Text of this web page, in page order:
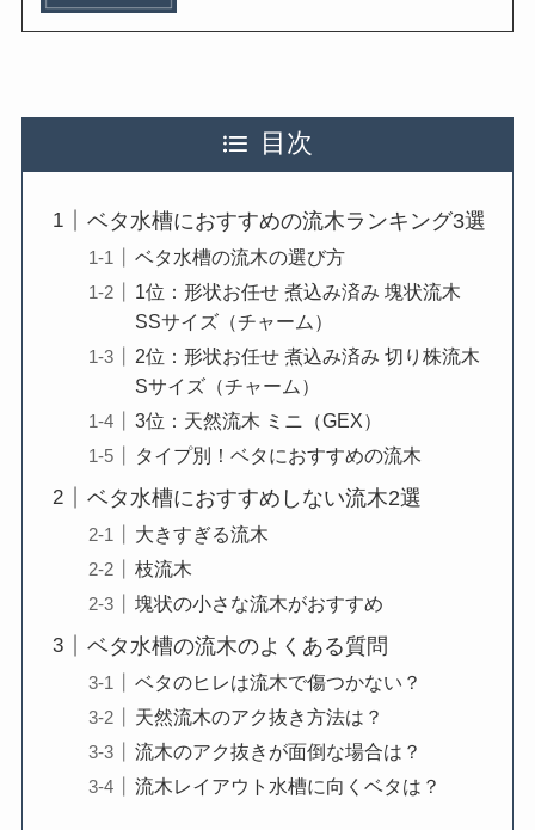
目次
ベタ水槽におすすめの流木ランキング3選
ベタ水槽の流木の選び方
1位：形状お任せ 煮込み済み 塊状流木
SSサイズ（チャーム）
2位：形状お任せ 煮込み済み 切り株流木
Sサイズ（チャーム）
3位：天然流木 ミニ（GEX）
タイプ別！ベタにおすすめの流木
ベタ水槽におすすめしない流木2選
大きすぎる流木
枝流木
塊状の小さな流木がおすすめ
ベタ水槽の流木のよくある質問
ベタのヒレは流木で傷つかない？
天然流木のアク抜き方法は？
流木のアク抜きが面倒な場合は？
流木レイアウト水槽に向くベタは？